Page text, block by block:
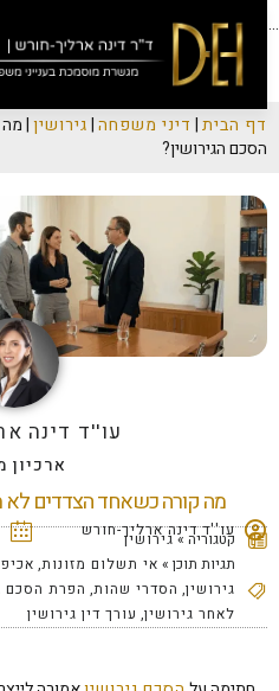
Yes
...
דף הבית|דיני משפחה|גירושין|מה
הסכם הגירושין?
עו''ד דינה
ארכיון
מה קורה כשאחד הצדדים לא
עו''ד דינה ארליך-חורש
קטגוריה » גירושין
תגיות תוכן » אי תשלום מזונות,אכיפת
גירושין,הסדרי שהות,הפרת הסכם
לאחר גירושין,עורך דין גירושין